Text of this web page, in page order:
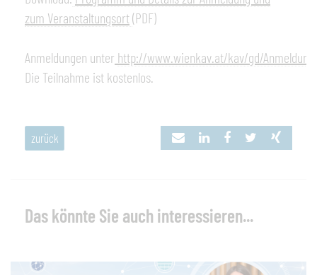
zum Veranstaltungsort(PDF)
Anmeldungen unter http://www.wienkav.at/kav/gd/
Die Teilnahme ist kostenlos.
zurück
Das könnte Sie auch interessieren...